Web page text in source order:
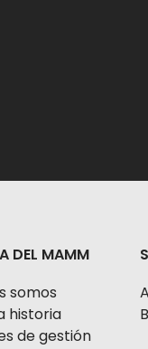
DEL MAMM
somos
historia
de gestión